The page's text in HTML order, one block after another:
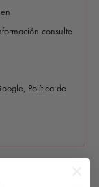
consulte
Política de